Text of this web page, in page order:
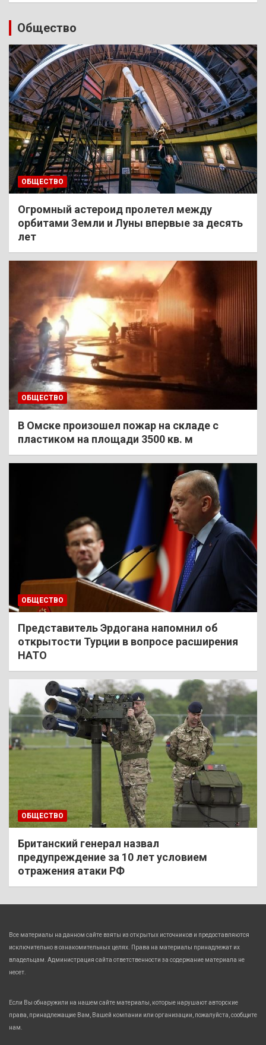
Общество
ОБЩЕСТВО
Огромный астероид пролетел между
орбитами Земли и Луны впервые за десять
лет
ОБЩЕСТВО
В Омске произошел пожар на складе с
пластиком на площади 3500 кв. м
ОБЩЕСТВО
Представитель Эрдогана напомнил об
открытости Турции в вопросе расширения
НАТО
ОБЩЕСТВО
Британский генерал назвал
предупреждение за 10 лет условием
отражения атаки РФ
Все материалы на данном сайте взяты из открытых источников и предоставляются
исключительно в ознакомительных целях. Права на материалы принадлежат их
владельцам. Администрация сайта ответственности за содержание материала не
несет.
Если Вы обнаружили на нашем сайте материалы, которые нарушают авторские
права, принадлежащие Вам, Вашей компании или организации, пожалуйста, сообщите
нам.